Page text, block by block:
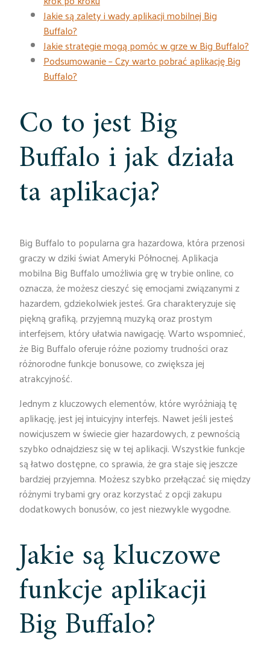
Jakie są zalety i wady aplikacji mobilnej Big
Buffalo?
Jakie strategie mogą pomóc w grze w Big Buffalo?
Podsumowanie – Czy warto pobrać aplikację Big
Buffalo?
Co to jest Big
Buffalo i jak działa
ta aplikacja?
Big Buffalo to popularna gra hazardowa, która przenosi
graczy w dziki świat Ameryki Północnej. Aplikacja
mobilna Big Buffalo umożliwia grę w trybie online, co
oznacza, że możesz cieszyć się emocjami związanymi z
hazardem, gdziekolwiek jesteś. Gra charakteryzuje się
piękną grafiką, przyjemną muzyką oraz prostym
interfejsem, który ułatwia nawigację. Warto wspomnieć,
że Big Buffalo oferuje różne poziomy trudności oraz
różnorodne funkcje bonusowe, co zwiększa jej
atrakcyjność.
Jednym z kluczowych elementów, które wyróżniają tę
aplikację, jest jej intuicyjny interfejs. Nawet jeśli jesteś
nowicjuszem w świecie gier hazardowych, z pewnością
szybko odnajdziesz się w tej aplikacji. Wszystkie funkcje
są łatwo dostępne, co sprawia, że gra staje się jeszcze
bardziej przyjemna. Możesz szybko przełączać się między
różnymi trybami gry oraz korzystać z opcji zakupu
dodatkowych bonusów, co jest niezwykle wygodne.
Jakie są kluczowe
funkcje aplikacji
Big Buffalo?